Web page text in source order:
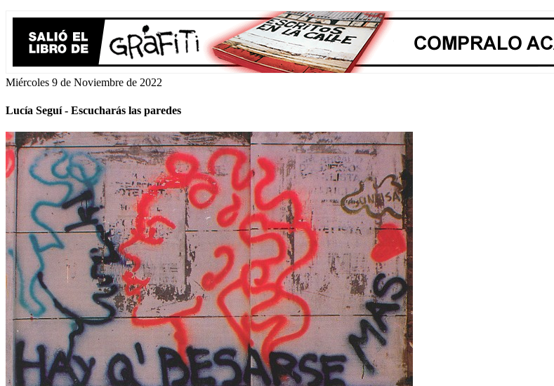
Miércoles 9 de Noviembre de 2022
Lucía Seguí - Escucharás las paredes